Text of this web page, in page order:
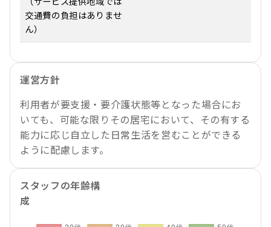
（サービス提供地域では
交通費の負担はありませ
ん）
運営方針
利用者が要支援・要介護状態等となった場合にお
いても、可能な限りその居宅において、その有する
能力に応じ自立した日常生活を営むことができる
ように配慮します。
スタッフの年齢構
成